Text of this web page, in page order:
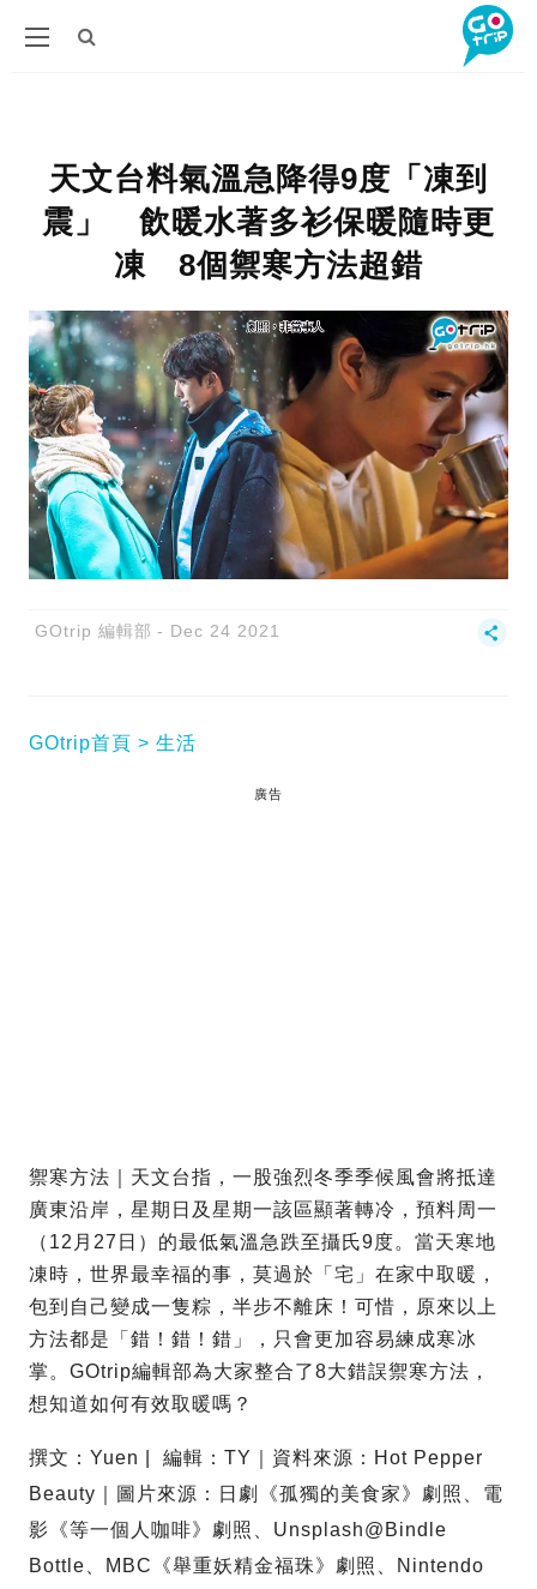
天文台料氣溫急降得9度「凍到
震」 飲暖水著多衫保暖隨時更
凍 8個禦寒方法超錯
GOtrip 編輯部 Dec 24 2021
GOtrip首頁 生活
廣告
禦寒方法｜天文台指，一股強烈冬季季候風會將抵達
廣東沿岸，星期日及星期一該區顯著轉冷，預料周一
（12月27日）的最低氣溫急跌至攝氏9度。當天寒地
凍時，世界最幸福的事，莫過於「宅」在家中取暖，
包到自己變成一隻粽，半步不離床！可惜，原來以上
方法都是「錯！錯！錯」，只會更加容易練成寒冰
掌。GOtrip編輯部為大家整合了8大錯誤禦寒方法，
想知道如何有效取暖嗎？
撰文：Yuen | 編輯：TY｜資料來源：Hot Pepper
Beauty｜圖片來源：日劇《孤獨的美食家》劇照、電
影《等一個人咖啡》劇照、Unsplash@Bindle
Bottle、MBC《舉重妖精金福珠》劇照、Nintendo